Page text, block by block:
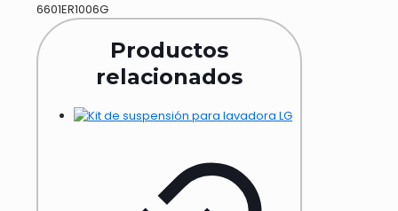
6601ER1006G
Productos
relacionados